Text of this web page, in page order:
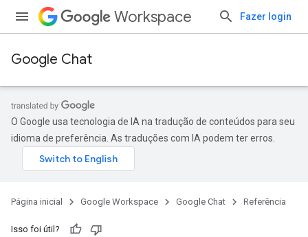
Workspace Fazer login
Google Chat
O Google usa tecnologia de IA na tradução de conteúdos para seu
idioma de preferência. As traduções com IA podem ter erros.
Página inicial Google Workspace Google Chat Referência
Isso foi útil?